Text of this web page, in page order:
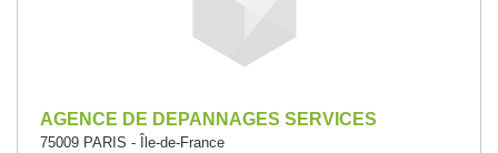
AGENCE DE DEPANNAGES SERVICES
75009 PARIS - Île-de-France